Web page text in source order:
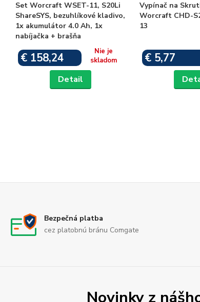
Set Worcraft WSET-11, S20Li
ShareSYS, bezuhlíkové kladivo,
1x akumulátor 4.0 Ah, 1x
nabíjačka + brašňa
€ 158,24
Nie je
skladom
Detail
Vypínač na
Worcraft CHD-
13
€ 5,77
Bezpečná platba
cez platobnú bránu Comgate
Novinky z